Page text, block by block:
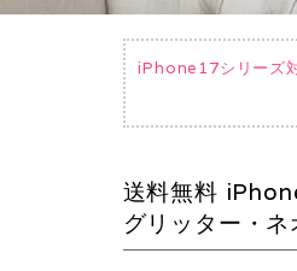
iPhone17シリーズ
送料無料
グリッター・